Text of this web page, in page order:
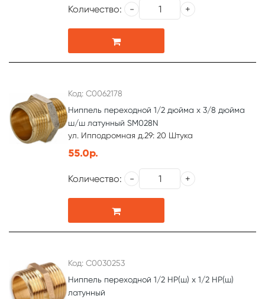
Количество:
Код: С0062178
Ниппель переходной 1/2 дюйма х 3/8 дюйма
ш/ш латунный SM028N
ул. Ипподромная д.29: 20 Штука
55.0р.
Количество:
Код: С0030253
Ниппель переходной 1/2 НР(ш) х 1/2 НР(ш)
латунный